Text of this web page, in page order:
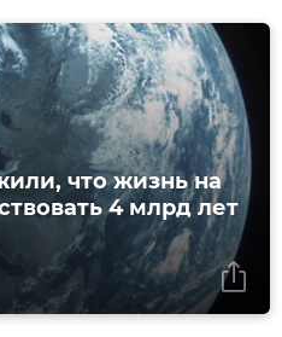
что жизнь на
4 млрд лет